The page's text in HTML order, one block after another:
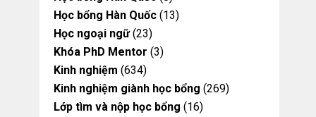
Học bổng Hàn Quốc (13)
Học ngoại ngữ(23)
Khóa PhD Mentor (3)
Kinh nghiệm (634)
Kinh nghiệm giành học bổng (269)
Lớp tìm và nộp học bổng (16)